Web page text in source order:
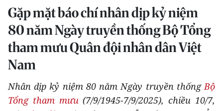
DU LỊCH
THẾ GIỚI
THỂ THAO
Y TẾ
Gặp mặt báo chí nhân dịp kỷ niệm
80 năm Ngày truyền thống Bộ Tổng
tham mưu Quân đội nhân dân Việt
Nam
Nhân dịp kỷ niệm 80 năm Ngày truyền thống Bộ
Tổng tham mưu (7/9/1945-7/9/2025), chiều 10/7,